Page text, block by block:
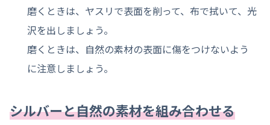
磨くときは、ヤスリで表面を削って、布で拭いて、光
沢を出しましょう。
磨くときは、自然の素材の表面に傷をつけないよう
に注意しましょう。
シルバーと自然の素材を組み合わせる